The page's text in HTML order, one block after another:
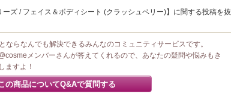
ズ / フェイス＆ボディシート (クラッシュベリー)】に関する投稿を抜
ならなんでも解決できるみんなのコミュニティサービスです。
メンバーさんが答えてくれるので、あなたの疑問や悩みもき
ますよ！
の商品についてQ&Aで質問する